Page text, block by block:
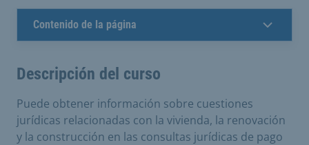
Contenido de la página
Descripción del curso
Puede obtener información sobre cuestiones
jurídicas relacionadas con la vivienda, la renovación
y la construcción en las consultas jurídicas de pago